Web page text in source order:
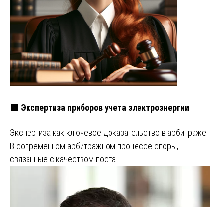
🟩 Экспертиза приборов учета электроэнергии
Экспертиза как ключевое доказательство в арбитраже
В современном арбитражном процессе споры,
связанные с качеством поста…